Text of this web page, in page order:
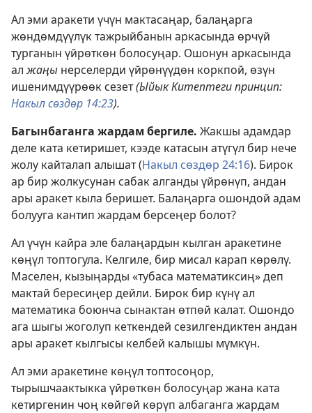
Ал эми аракети үчүн мактасаңар, балаңарга
жөндөмдүүлүк тажрыйбанын аркасында өрчүй
турганын үйрөткөн болосуңар. Ошонун аркасында
ал жаңы нерселерди үйрөнүүдөн коркпой, өзүн
ишенимдүүрөөк сезет(Ыйык Китептеги принцип:
Накыл сөздөр 14:23).
Багынбаганга жардам бергиле. Жакшы адамдар
деле ката кетиришет, кээде катасын атүгүл бир нече
жолу кайталап алышат (Накыл сөздөр 24:16). Бирок
ар бир жолкусунан сабак алганды үйрөнүп, андан
ары аракет кыла беришет. Балаңарга ошондой адам
болууга кантип жардам берсеңер болот?
Ал үчүн кайра эле балаңардын кылган аракетине
көңүл топтогула. Келгиле, бир мисал карап көрөлү.
Маселен, кызыңарды «тубаса математиксиң» деп
мактай бересиңер дейли. Бирок бир күнү ал
математика боюнча сынактан өтпөй калат. Ошондо
ага шыгы жоголуп кеткендей сезилгендиктен андан
ары аракет кылгысы келбей калышы мүмкүн.
Ал эми аракетине көңүл топтосоңор,
тырышчаактыкка үйрөткөн болосуңар жана ката
кетиргенин чоң көйгөй көрүп албаганга жардам